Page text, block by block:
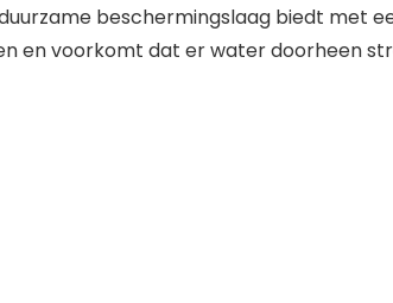
beschermingslaag biedt met
en voorkomt dat er water doorheen